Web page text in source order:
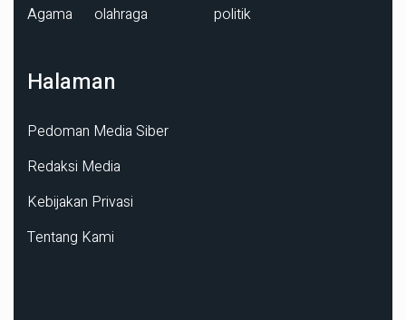
Agama
olahraga
politik
Halaman
Pedoman Media Siber
Redaksi Media
Kebijakan Privasi
Tentang Kami